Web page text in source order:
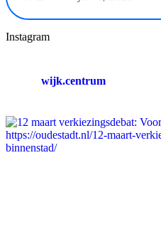
Instagram
wijk.centrum